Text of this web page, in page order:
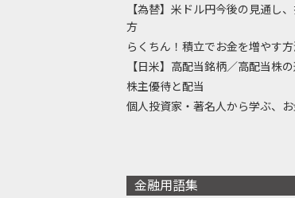
【為替】米ドル円今後の見通し
方
らくちん！積立でお金を増やす
【日米】高配当銘柄／高配当株
株主優待と配当
個人投資家・著名人から学ぶ、
金融用語集